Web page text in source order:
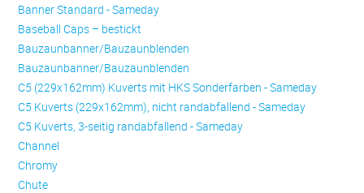
Banner Standard - Sameday
Baseball Caps – bestickt
Bauzaunbanner/Bauzaunblenden
Bauzaunbanner/Bauzaunblenden
C5 (229x162mm) Kuverts mit HKS Sonderfarben - Sameday
C5 Kuverts (229x162mm), nicht randabfallend - Sameday
C5 Kuverts, 3-seitig randabfallend - Sameday
Channel
Chromy
Chute